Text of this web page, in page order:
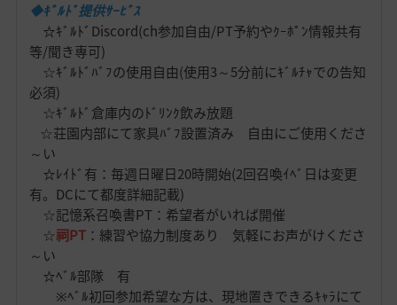
◆ｷﾞﾙﾄﾞ提供ｻｰﾋﾞｽ
☆ｷﾞﾙﾄﾞDiscord(ch参加自由/PT予約やｸｰﾎﾟﾝ情報共有
等/聞き専可)
☆ｷﾞﾙﾄﾞﾊﾞﾌの使用自由(使用3～5分前にｷﾞﾙﾁｬでの告知
必須)
☆ｷﾞﾙﾄﾞ倉庫内のﾄﾞﾘﾝｸ飲み放題
☆荘園内部にて家具ﾊﾞﾌ設置済み 自由にご使用くださ
～い
☆ﾚｲﾄﾞ有：毎週日曜日20時開始(2回召喚ｲﾍﾞ日は変更
有。DCにて都度詳細記載)
☆記憶系召喚書PT：希望者がいれば開催
☆祠PT：練習や協力制度あり 気軽にお声がけくださ
～い
☆ﾍﾞﾙ部隊 有
※ﾍﾞﾙ初回参加希望な方は、現地置きできるｷｬﾗにて